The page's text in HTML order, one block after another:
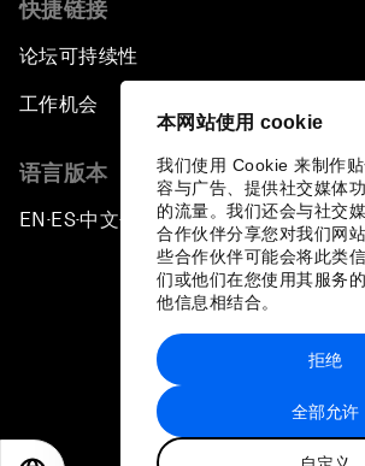
本网站使用 cookie
我们使用 Cookie 来制作
容与广告、提供社交媒体
的流量。我们还会与社交
合作伙伴分享您对我们网
些合作伙伴可能会将此类
们或他们在您使用其服务
他信息相结合。
全部允许
拒绝
快捷链接
论坛可持续性
工作机会
语言版本
EN ▪ES▪中文▪ 日本語
站点地图